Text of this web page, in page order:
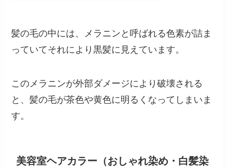
髪の毛の中には、メラニンと呼ばれる色素が詰ま
っていてそれにより黒髪に見えています。
このメラニンが外部ダメージにより破壊される
と、髪の毛が茶色や黄色に明るくなってしまいま
す。
美容室ヘアカラー（おしゃれ染め・白髪染